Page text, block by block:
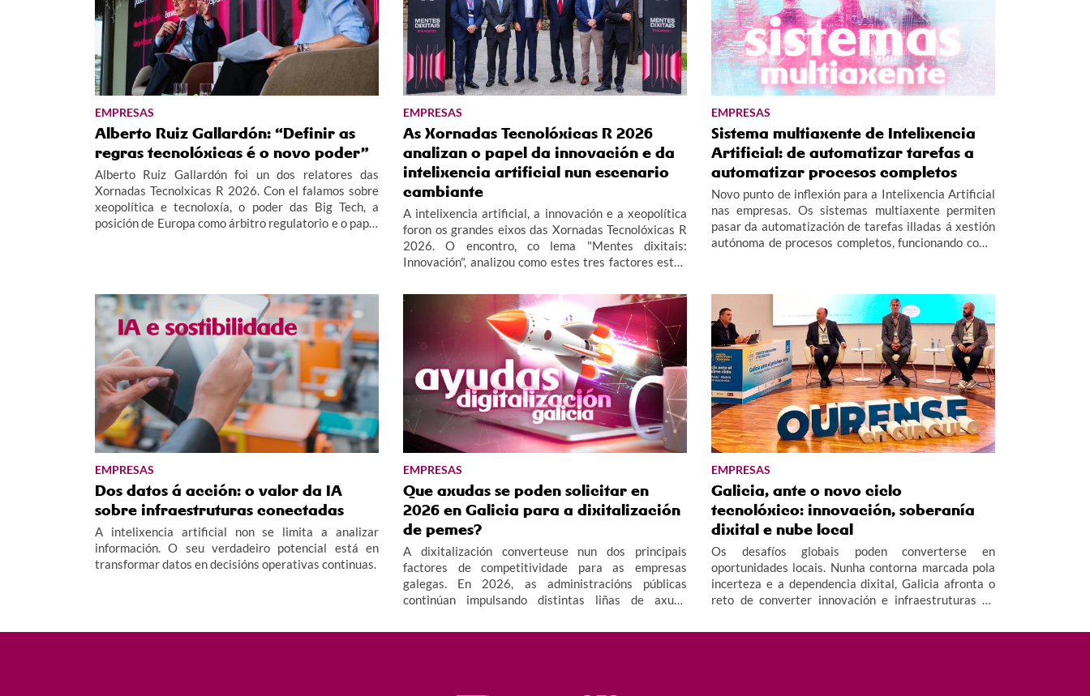
EMPRESAS
Alberto Ruiz Gallardón: “Definir as
regras tecnolóxicas é o novo poder”
Alberto Ruiz Gallardón foi un dos relatores das
Xornadas Tecnolxicas R 2026. Con el falamos sobre
xeopolítica e tecnoloxía, o poder das Big Tech, a
posición de Europa como árbitro regulatorio e o papel
EMPRESAS
As Xornadas Tecnolóxicas R 2026
analizan o papel da innovación e da
intelixencia artificial nun escenario
cambiante
A intelixencia artificial, a innovación e a xeopolítica
foron os grandes eixos das Xornadas Tecnolóxicas R
2026. O encontro, co lema "Mentes dixitais:
Innovación", analizou como estes tres factores están
EMPRESAS
Sistema multiaxente de Intelixencia
Artificial: de automatizar tarefas a
automatizar procesos completos
Novo punto de inflexión para a Intelixencia Artificial
nas empresas. Os sistemas multiaxente permiten
pasar da automatización de tarefas illadas á xestión
autónoma de procesos completos, funcionando como
EMPRESAS
Dos datos á acción: o valor da IA
sobre infraestruturas conectadas
A intelixencia artificial non se limita a analizar
información. O seu verdadeiro potencial está en
transformar datos en decisións operativas continuas.
EMPRESAS
Que axudas se poden solicitar en
2026 en Galicia para a dixitalización
de pemes?
A dixitalización converteuse nun dos principais
factores de competitividade para as empresas
galegas. En 2026, as administracións públicas
continúan impulsando distintas liñas de axuda
dixitais e fomentar a innovación no tecido
EMPRESAS
Galicia, ante o novo ciclo
tecnolóxico: innovación, soberanía
dixital e nube local
Os desafíos globais poden converterse en
oportunidades locais. Nunha contorna marcada pola
incerteza e a dependencia dixital, Galicia afronta o
reto de converter innovación e infraestruturas en
datos e facilitando un retorno real do investimento.